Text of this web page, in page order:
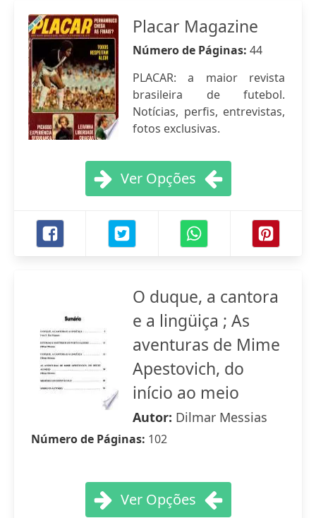
Placar Magazine
Número de Páginas: 44
PLACAR: a maior revista
brasileira de futebol.
Notícias, perfis, entrevistas,
fotos exclusivas.
Ver Opções
O duque, a cantora
e a lingüiça ; As
aventuras de Mime
Apestovich, do
início ao meio
Autor: Dilmar Messias
Número de Páginas: 102
Ver Opções